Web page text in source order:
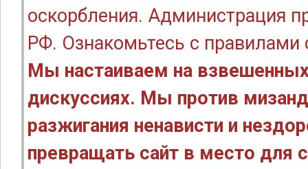
оскорбления. Администрация
РФ. Ознакомьтесь с правилами
Мы настаиваем на
дискуссиях. Мы против
разжигания ненависти и
превращать сайт в место для